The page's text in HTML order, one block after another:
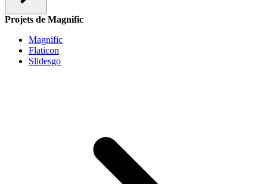
Projets de Magnific
Magnific
Flaticon
Slidesgo